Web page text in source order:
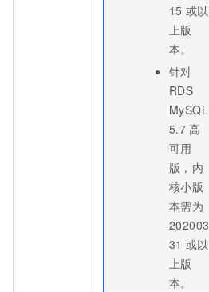
15 或以
上版
本。
针对
RDS
MySQL
5.7 高
可用
版，内
核小版
本需为
202003
31 或以
上版
本。